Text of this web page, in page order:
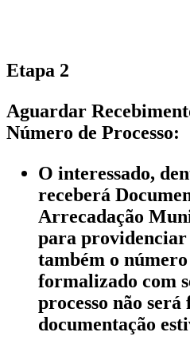
Etapa 2
Aguardar
Número de Processo:
O interessado,
receberá
Arrecadação
para providenciar
também o número
formalizado com
processo não
documentação